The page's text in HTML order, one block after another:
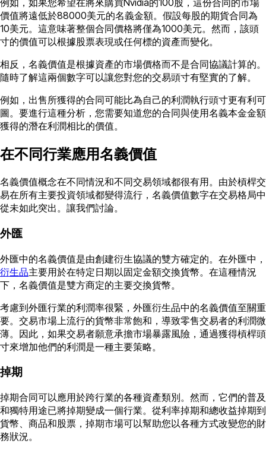
例如，如果您希望在將來購買Nvidia的100股，這份合同的市場
價值將遠低於88000美元的名義金額。假設每股的期貨合同為
10美元。這意味著整個合同價格將僅為1000美元。然而，該頭
寸的價值可以根據股票表現或任何標的資產而變化。
相反，名義價值是根據資產的市場價格而不是合同協議計算的。
隨時了解這兩個數字可以讓您對您的交易頭寸有堅實的了解。
例如，出售所獲得的合同可能比為自己的利潤執行頭寸更有利可
圖。要進行這種分析，您需要知道您的合同與使用名義本金金額
獲得的潛在利潤相比的價值。
在不同行業應用名義價值
名義價值概念在不同情況和不同交易領域都很有用。由於槓桿交
易在所有主要投資領域都變得流行，名義價值數字在交易格局中
從未如此突出。讓我們討論。
外匯
外匯中的名義價值是由創建衍生協議的雙方確定的。在外匯中，
衍生品主要用於在特定日期以固定金額交換貨幣。在這種情況
下，名義價值是雙方商定的主要交換貨幣。
考慮到外匯行業的利潤率很緊，外匯衍生品中的名義價值至關重
要。交易市場上流行的貨幣非常飽和，導致零售交易者的利潤微
薄。因此，如果交易者願意承擔市場暴露風險，通過獲得槓桿頭
寸來增加他們的利潤是一種主要策略。
掉期
掉期合同可以應用於跨行業的各種資產類別。然而，它們的普及
和獨特用途已將掉期變成一個行業。從利率掉期和總收益掉期到
貨幣、商品和股票，掉期市場可以幫助您以各種方式改變您的財
務狀況。